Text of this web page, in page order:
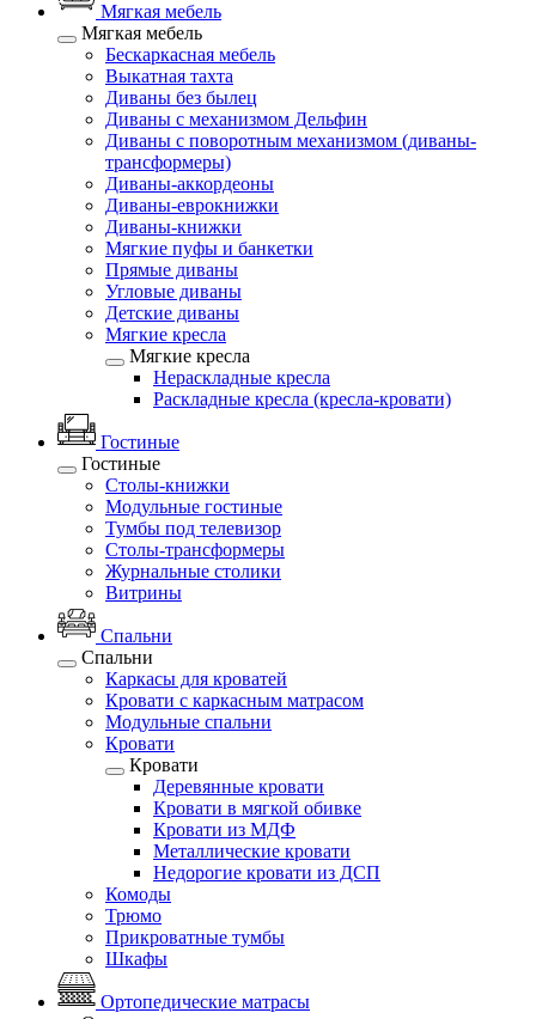
Мягкая мебель
Мягкая мебель
Бескаркасная мебель
Выкатная тахта
Диваны без былец
Диваны с механизмом Дельфин
Диваны с поворотным механизмом (диваны-
трансформеры)
Диваны-аккордеоны
Диваны-еврокнижки
Диваны-книжки
Мягкие пуфы и банкетки
Прямые диваны
Угловые диваны
Детские диваны
Мягкие кресла
Мягкие кресла
Нераскладные кресла
Раскладные кресла (кресла-кровати)
Гостиные
Гостиные
Столы-книжки
Модульные гостиные
Тумбы под телевизор
Столы-трансформеры
Журнальные столики
Витрины
Спальни
Спальни
Каркасы для кроватей
Кровати с каркасным матрасом
Модульные спальни
Кровати
Кровати
Деревянные кровати
Кровати в мягкой обивке
Кровати из МДФ
Металлические кровати
Недорогие кровати из ДСП
Комоды
Трюмо
Прикроватные тумбы
Шкафы
Ортопедические матрасы